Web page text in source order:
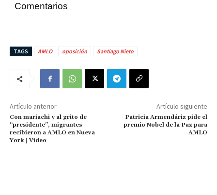
Comentarios
TAGS AMLO oposición Santiago Nieto
Artículo anterior
Con mariachi y al grito de
“presidente”, migrantes
recibieron a AMLO en Nueva
York | Video
Artículo siguiente
Patricia Armendáriz pide el
premio Nobel de la Paz para
AMLO